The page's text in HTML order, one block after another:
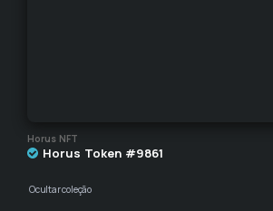
Horus NFT
Horus Token #9861
Ocultar coleção